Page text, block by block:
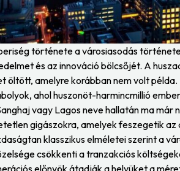
története a városiasodás
és az innováció bölcsőjét. A
öltött, amelyre korábban nem volt
ahol huszonöt-harmincmillió
vagy Lagos neve hallatán ma
gigászokra, amelyek feszegetik
klasszikus elméletei szerint a
csökkenti a tranzakciós